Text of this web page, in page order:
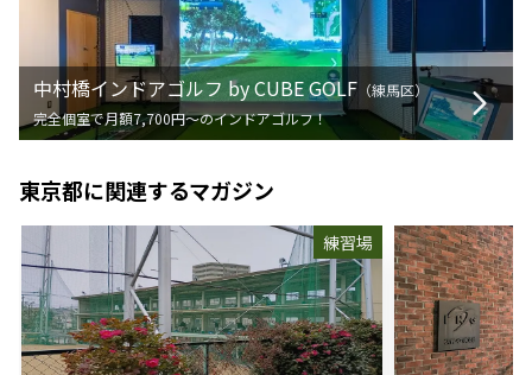
中村橋インドアゴルフ by CUBE GOLF （練馬区）
完全個室で月額7,700円〜のインドアゴルフ！
東京都に関連するマガジン
練習場